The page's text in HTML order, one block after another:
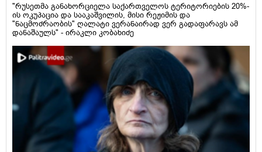
"რუსეთმა განახორციელა საქართველოს ტერიტორიების 20%-
ის ოკუპაცია და სააკაშვილის, მისი რეჟიმის და
"ნაცმოძრაობის" ღალატი ვერანაირად ვერ გადაფარავს ამ
დანაშაულს" - ირაკლი კობახიძე